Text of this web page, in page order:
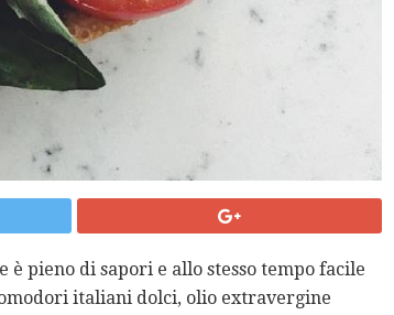
è pieno di sapori e allo stesso tempo facile
italiani dolci, olio extravergine